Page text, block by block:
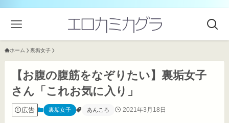
ホーム 裏垢女子
【お腹の腹筋をなぞりたい】裏垢女子
さん「これお気に入り」
広告 裏垢女子 あんころ 2021年3月18日